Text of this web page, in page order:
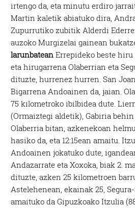
irtengo da, eta minutu erdiro
Martin kaletik abiatuko dira,
Zupurrutiko zubitik Alderdi
auzoko Murgizelai gainean
larunbatean Errepideko beste
eta hirugarrena Olaberrian eta
dituzte, hurrenez hurren. San
Bigarrena Andoainen da, jaian.
75 kilometroko ibilbidea dute.
(Ormaiztegi aldetik), Gabiria
Olaberria bitan, azkenekoan
hasiko da, eta 12:15ean amaitu.
Andoainen jokatuko dute,
Andazarrate eta Xoxoka, biak 2.
dituzte, azken 25 kilometroen
Astelehenean, ekainak 25,
amaituko da Gipuzkoako Itzulia